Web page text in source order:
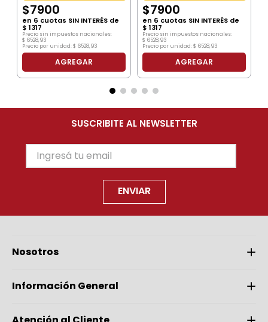
$7900
en 6 cuotas SIN INTERÉS de
$ 1317
Precio sin impuestos nacionales:
$ 6528,93
Precio por unidad:$ 6528,93
AGREGAR
$7900
en 6 cuotas SIN INTERÉS de
$ 1317
Precio sin impuestos nacionales:
$ 6528,93
Precio por unidad:$ 6528,93
AGREGAR
SUSCRIBITE AL NEWSLETTER
ENVIAR
Nosotros
Información General